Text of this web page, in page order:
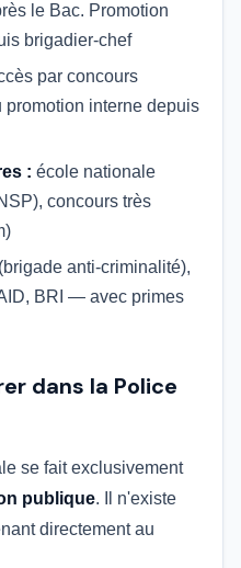
le Bac. Promotion
brigadier-chef
par concours
interne depuis
: école nationale
concours très
anti-criminalité),
BRI — avec primes
dans la Police
se fait exclusivement
publique. Il n'existe
directement au